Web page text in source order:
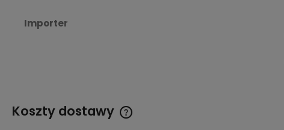
Importer
Koszty dostawy